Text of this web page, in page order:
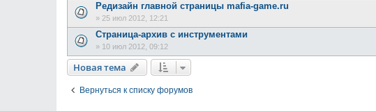
Редизайн главной страницы mafia-game.ru
» 25 июл 2012, 12:21
Страница-архив с инструментами
» 10 июл 2012, 09:12
Новая тема
Вернуться к списку форумов